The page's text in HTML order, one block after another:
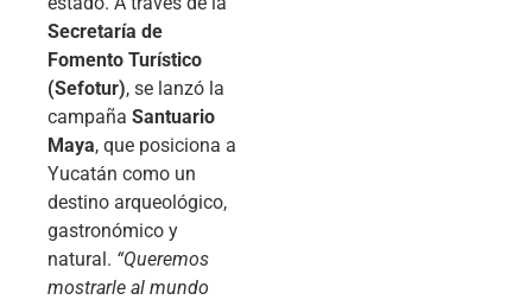
Secretaría de
Fomento Turístico
(Sefotur), se lanzó la
campaña Santuario
Maya, que posiciona a
Yucatán como un
destino arqueológico,
gastronómico y
natural. “Queremos
mostrarle al mundo